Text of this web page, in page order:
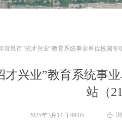
才兴业”教育系统事
站（
宜昌市“招才兴业”教育系统事业单位校园专
2025年3月14日 09:05 ꄘ